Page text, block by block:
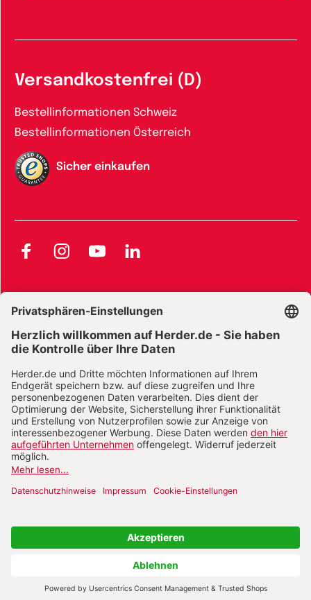
Versandkostenfrei (D)
Bestellinformationen Schweiz
Bestellinformationen Österreich
Sicher einkaufen
FacebookInstagramYouTubeLinkedIn
Widerrufsbelehrung E-Books
Widerrufsbelehrung Zeitschriften Datenschutz
Datenschutz Social Media Barrierefreiheit
Vertrag widerrufen